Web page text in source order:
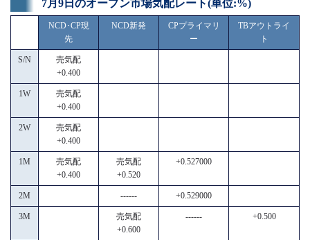
7月9日のオープン市場気配レート(単位:%)
NCD･CP現
先
NCD新発
CPプライマリ
ー
TBアウトライ
ト
S/N
売気配
+0.400
1W
売気配
+0.400
2W
売気配
+0.400
1M
売気配
+0.400
売気配
+0.520
+0.527000
2M ------ +0.529000
3M
売気配
+0.600
------ +0.500